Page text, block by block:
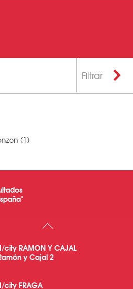
(1)
"
city RAMON Y CAJAL
y Cajal 2
city FRAGA